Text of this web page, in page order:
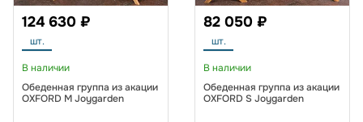
124 630 ₽
шт.
В наличии
Обеденная группа из акации
OXFORD M Joygarden
82 050 ₽
шт.
В наличии
Обеденная группа из акации
OXFORD S Joygarden